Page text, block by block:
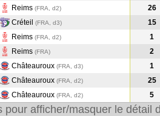
Reims (FRA, d2)
26
Créteil (FRA, d3)
15
Reims (FRA, d2)
1
Reims (FRA)
2
Châteauroux (FRA, d3)
1
Châteauroux (FRA, d2)
25
Châteauroux (FRA, d2) 5
pour afficher/masquer le détail